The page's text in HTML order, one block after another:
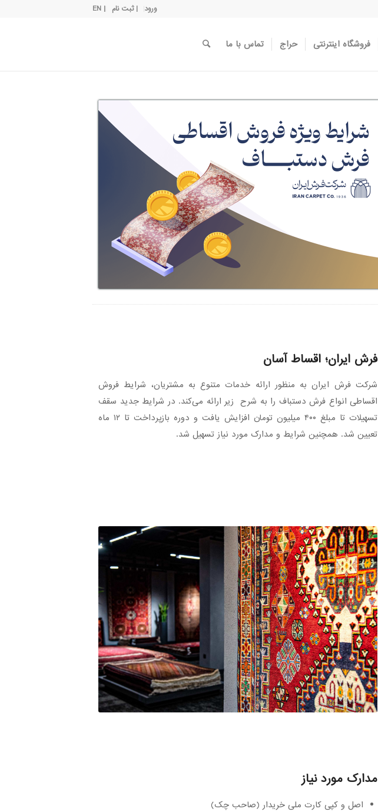
ورود | ثبت نام | EN
فروشگاه اینترنتی حراج تماس با ما
فرش ایران؛ اقساط آسان
شرکت فرش ایران به منظور ارائه خدمات متنوع به مشتریان، شرایط فروش
اقساطی انواع فرش دستباف را به شرح زیر ارائه می‌کند. در شرایط جدید سقف
تسهیلات تا مبلغ ۴۰۰ میلیون تومان افزایش یافت و دوره بازپرداخت تا ۱۲ ماه
تعیین شد. همچنین شرایط و مدارک مورد نیاز تسهیل شد.
مدارک مورد نیاز
اصل و کپی کارت ملی خریدار (صاحب چک)